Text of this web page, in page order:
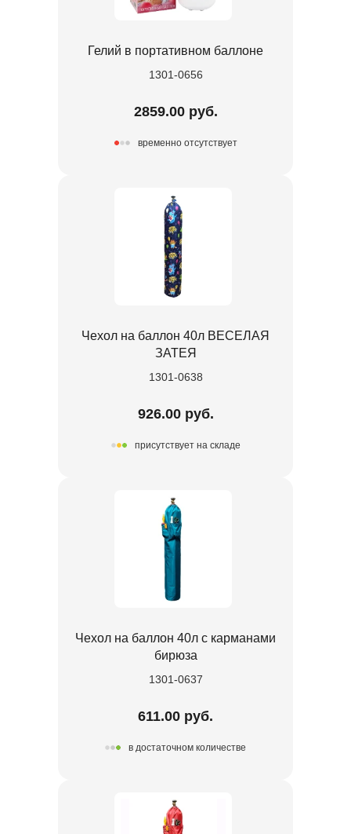
Гелий в портативном баллоне
1301-0656
2859.00 руб.
временно отсутствует
Чехол на баллон 40л ВЕСЕЛАЯ
ЗАТЕЯ
1301-0638
926.00 руб.
присутствует на складе
Чехол на баллон 40л с карманами
бирюза
1301-0637
611.00 руб.
в достаточном количестве